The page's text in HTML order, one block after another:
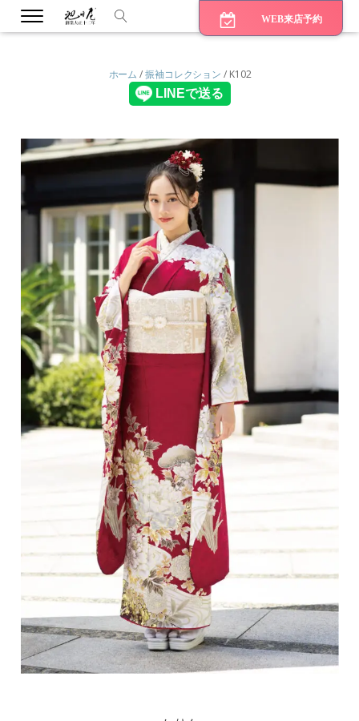
WEB来店予約
ホーム /振袖コレクション / K102